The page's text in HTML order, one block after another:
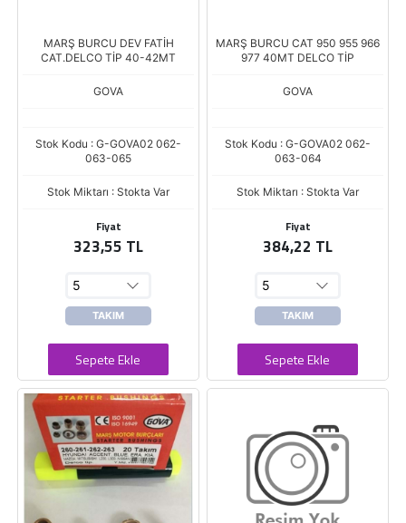
MARŞ BURCU DEV FATİH
CAT.DELCO TİP 40-42MT
GOVA
Stok Kodu : G-GOVA02 062-
063-065
Stok Miktarı : Stokta Var
Fiyat
323,55 TL
TAKIM
Sepete Ekle
MARŞ BURCU CAT 950 955 966
977 40MT DELCO TİP
GOVA
Stok Kodu : G-GOVA02 062-
063-064
Stok Miktarı : Stokta Var
Fiyat
384,22 TL
TAKIM
Sepete Ekle